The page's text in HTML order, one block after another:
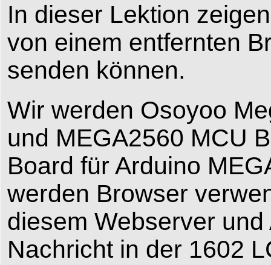
In dieser Lektion
von einem entfernten
senden können.
Wir werden Osoyoo
und MEGA2560 MCU
Board für Arduino
werden Browser
diesem Webserver
Nachricht in der 1602